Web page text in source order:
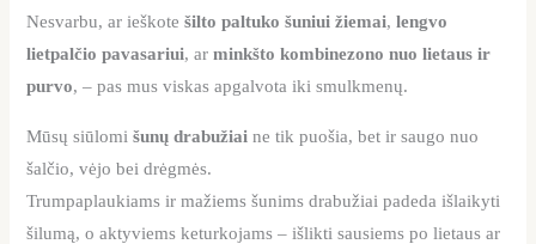
Nesvarbu, ar ieškotešilto paltuko šuniui žiemai,lengvo
lietpalčio pavasariui, arminkšto kombinezono nuo lietaus ir
purvo, – pas mus viskas apgalvota iki smulkmenų.
Mūsų siūlomišunų drabužiai ne tik puošia, bet ir saugo nuo
šalčio, vėjo bei drėgmės.
Trumpaplaukiams ir mažiems šunims drabužiai padeda išlaikyti
šilumą, o aktyviems keturkojams – išlikti sausiems po lietaus ar